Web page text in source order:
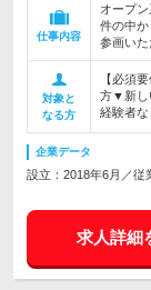
仕事内容
オープ
件の中
参画いた
対象と
なる方
【必須
方▼新し
経験者な
企業データ
設立：2018年6月／従
求人詳細